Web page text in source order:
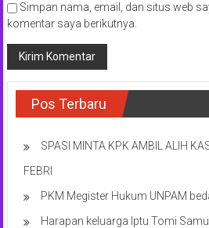
Simpan nama, email, dan situs web
komentar saya berikutnya.
Pos Terbaru
SPASI MINTA KPK AMBIL ALIH
FEBRI
PKM Megister Hukum UNPAM
Harapan keluarga Iptu Tomi